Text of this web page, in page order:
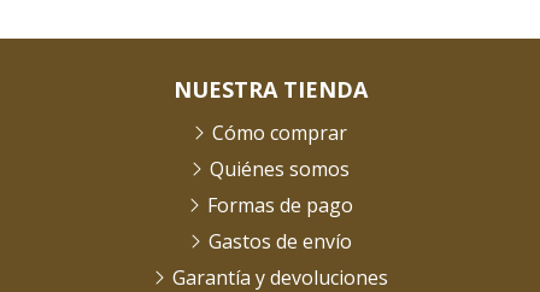
NUESTRA TIENDA
Cómo comprar
Quiénes somos
Formas de pago
Gastos de envío
Garantía y devoluciones